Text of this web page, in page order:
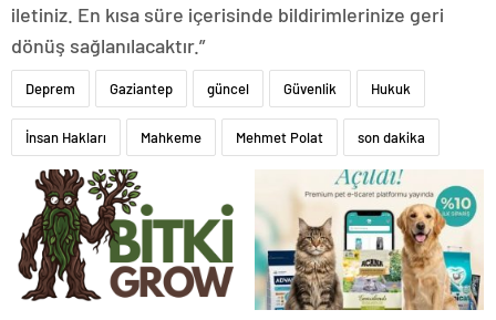
iletiniz. En kısa süre içerisinde bildirimlerinize geri
dönüş sağlanılacaktır.”
Deprem Gaziantep güncel Güvenlik Hukuk
İnsan Hakları Mahkeme Mehmet Polat son dakika